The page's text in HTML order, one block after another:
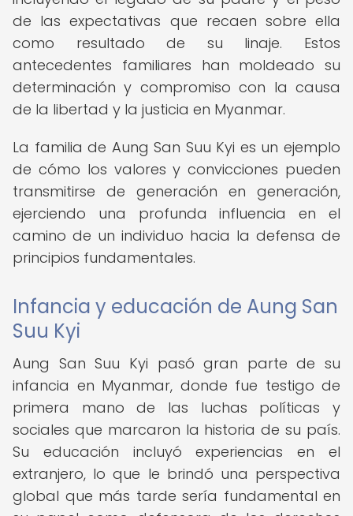
de las expectativas que recaen sobre ella
como resultado de su linaje. Estos
antecedentes familiares han moldeado su
determinación y compromiso con la causa
de la libertad y la justicia en Myanmar.
La familia de Aung San Suu Kyi es un ejemplo
de cómo los valores y convicciones pueden
transmitirse de generación en generación,
ejerciendo una profunda influencia en el
camino de un individuo hacia la defensa de
principios fundamentales.
Infancia y educación de Aung San
Suu Kyi
Aung San Suu Kyi pasó gran parte de su
infancia en Myanmar, donde fue testigo de
primera mano de las luchas políticas y
sociales que marcaron la historia de su país.
Su educación incluyó experiencias en el
extranjero, lo que le brindó una perspectiva
global que más tarde sería fundamental en